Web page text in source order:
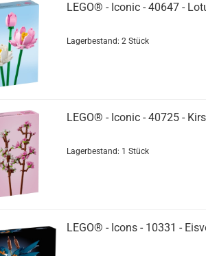
LEGO® - Iconic - 40647 -
Lagerbestand: 2 Stück
LEGO® - Iconic - 40725 -
Lagerbestand: 1 Stück
LEGO® - Icons - 10331 -